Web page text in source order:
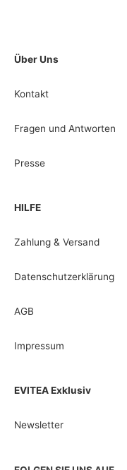
Über Uns
Kontakt
Fragen und Antworten
Presse
HILFE
Zahlung & Versand
Datenschutzerklärung
AGB
Impressum
EVITEA Exklusiv
Newsletter